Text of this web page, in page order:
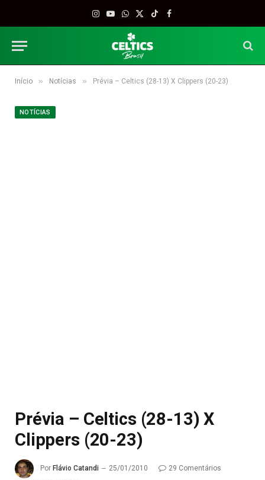
Instagram
YouTube
WhatsApp
X
TikTokFacebook
Início » Notícias » Prévia – Celtics (28-13) X Clippers (20-23)
NOTÍCIAS
Prévia – Celtics (28-13) X
Clippers (20-23)
Por Flávio Catandi 25/01/2010
29 Comentários